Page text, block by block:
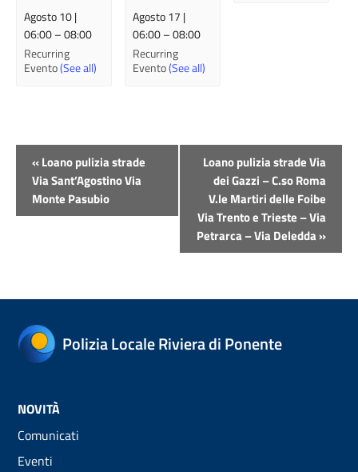
Agosto 10 |
06:00–08:00
Recurring
Evento(See all)
Agosto 17 |
06:00–08:00
Recurring
Evento(See all)
Evento
Navigazione
«Loano pulizia strade
Via Sant’Agostino Via
Monte Pasubio
Loano pulizia strade Via
dei Gazzi – C.so Roma
V.le Martiri delle Foibe
Via Trento e Trieste – Via
Petrarca – Via Deledda»
Polizia Locale Riviera di Ponente
NOVITÀ
Comunicati
Eventi